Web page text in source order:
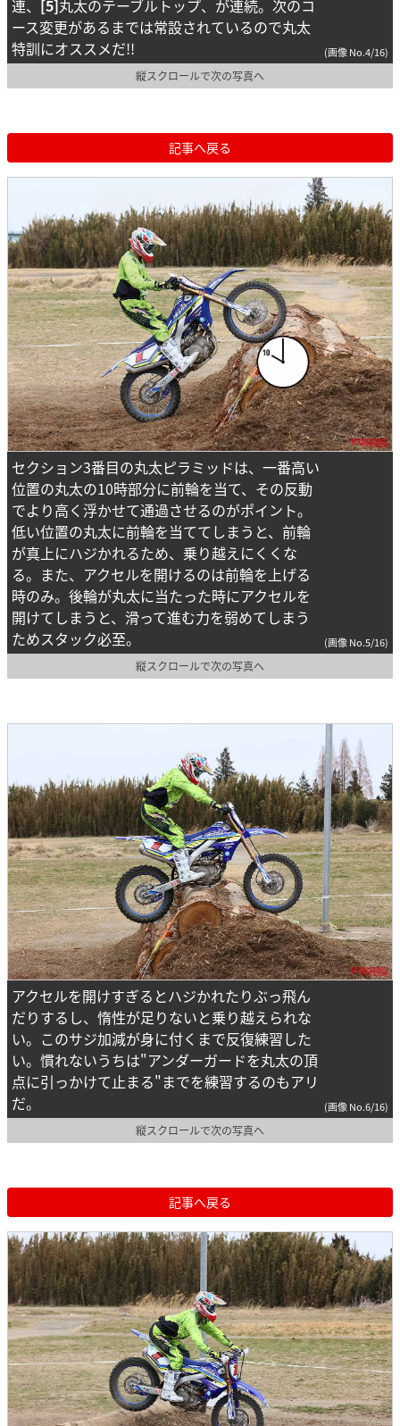
連、 [5]丸太のテーブルトップ、が連続。次のコ
ース変更があるまでは常設されているので丸太
特訓にオススメだ!!
(画像 No.4/16)
縦スクロールで次の写真へ
記事へ戻る
セクション3番目の丸太ピラミッドは、一番高い
位置の丸太の10時部分に前輪を当て、その反動
でより高く浮かせて通過させるのがポイント。
低い位置の丸太に前輪を当ててしまうと、前輪
が真上にハジかれるため、乗り越えにくくな
る。また、アクセルを開けるのは前輪を上げる
時のみ。後輪が丸太に当たった時にアクセルを
開けてしまうと、滑って進む力を弱めてしまう
ためスタック必至。
(画像 No.5/16)
縦スクロールで次の写真へ
アクセルを開けすぎるとハジかれたりぶっ飛ん
だりするし、惰性が足りないと乗り越えられな
い。このサジ加減が身に付くまで反復練習した
い。慣れないうちは"アンダーガードを丸太の頂
点に引っかけて止まる"までを練習するのもアリ
だ。
(画像 No.6/16)
縦スクロールで次の写真へ
記事へ戻る